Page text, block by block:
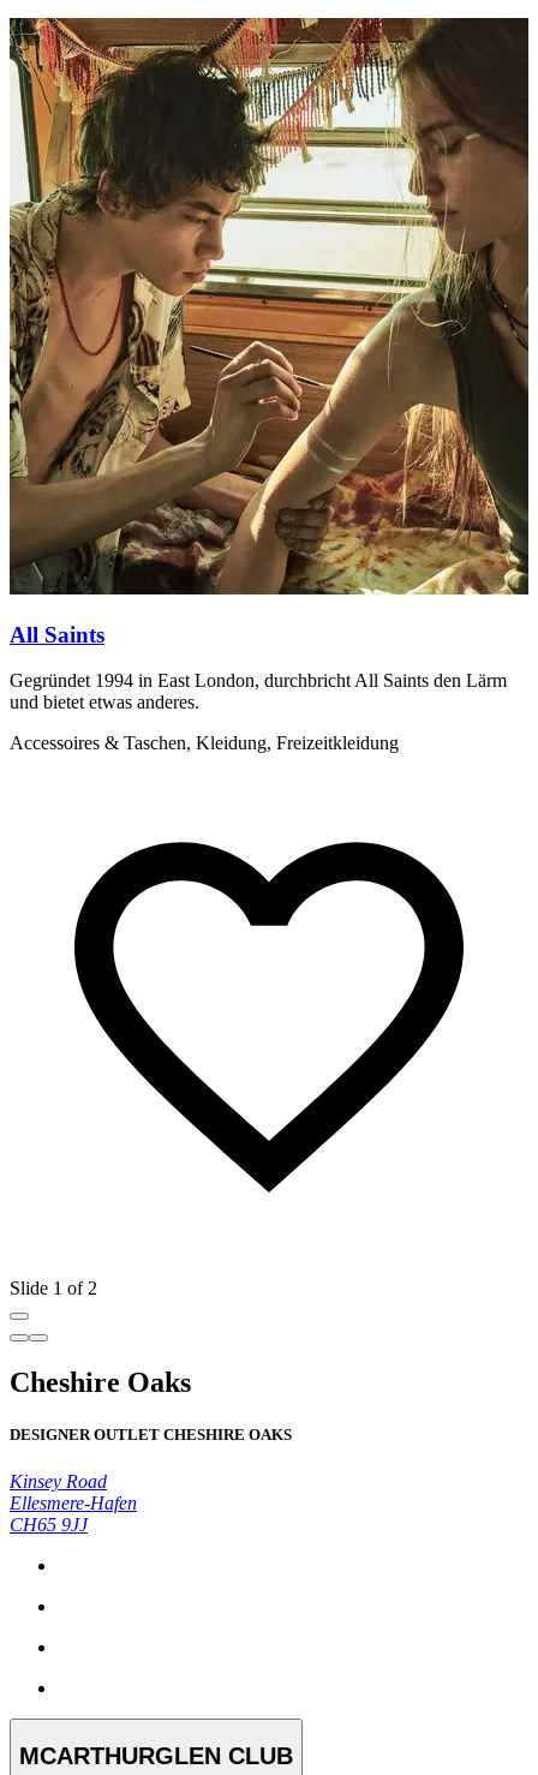
All Saints
Gegründet 1994 in East London, durchbricht All Saints den Lärm
und bietet etwas anderes.
Accessoires & Taschen, Kleidung, Freizeitkleidung
Slide 1 of 2
Cheshire Oaks
DESIGNER OUTLET CHESHIRE OAKS
Kinsey Road
Ellesmere-Hafen
CH65 9JJ
MCARTHURGLEN CLUB